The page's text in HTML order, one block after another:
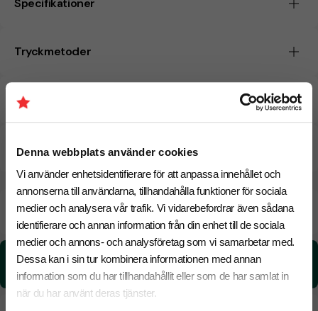
Denna webbplats använder cookies
Vi använder enhetsidentifierare för att anpassa innehållet och
annonserna till användarna, tillhandahålla funktioner för sociala
medier och analysera vår trafik. Vi vidarebefordrar även sådana
identifierare och annan information från din enhet till de sociala
medier och annons- och analysföretag som vi samarbetar med.
Dessa kan i sin tur kombinera informationen med annan
information som du har tillhandahållit eller som de har samlat in
när du har använt deras tjänster.
Specifikationer
Tryckmetoder
Pristabell
CO₂e -avtryck
14 Augusti Beräknad leveranstid: 6 arbetsdagar
Snabbare leverans? Kontakta oss.
CO₂e -avtryck:
0,811893282 kg CO₂e / per styck